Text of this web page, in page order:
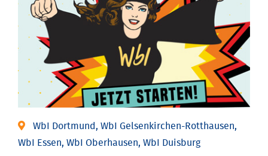
WbI Dortmund, WbI Gelsenkirchen-Rotthausen,
WbI Essen, WbI Oberhausen, WbI Duisburg